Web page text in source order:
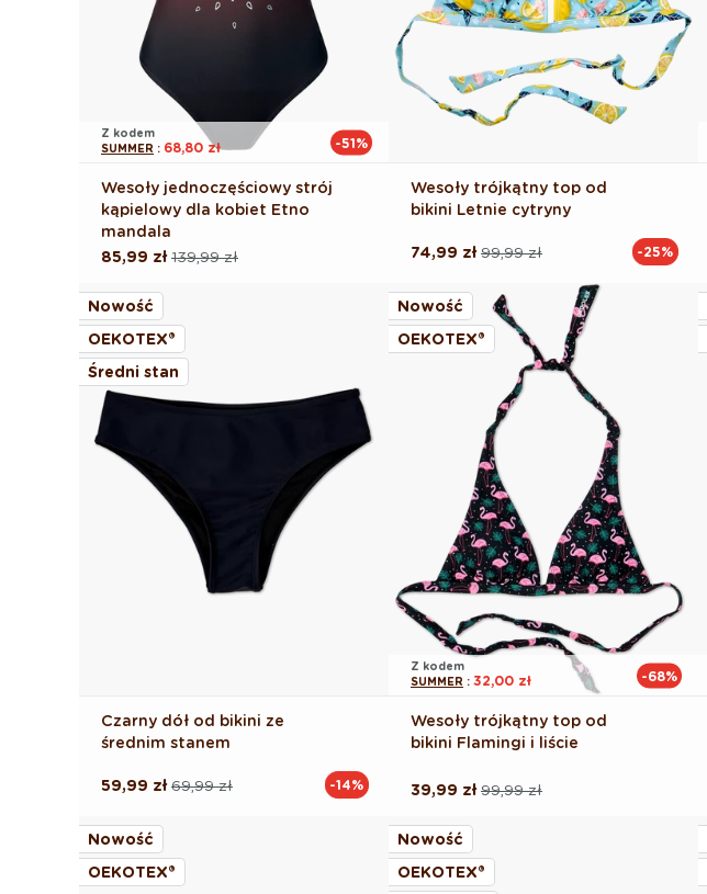
Z kodem
SUMMER : 68,80 zł -51%
Wesoły jednoczęściowy strój
kąpielowy dla kobiet Etno
mandala
Cena
139,99 zł
Cena
85,99 zł
Wesoły trójkątny top od
bikini Letnie cytryny
Cena
99,99 zł
Cena
74,99 zł -25%
Nowość
OEKOTEX®
Średni stan
Czarny dół od bikini ze
średnim stanem
Cena
69,99 zł
Cena
59,99 zł -14%
Nowość
OEKOTEX®
Z kodem
SUMMER : 32,00 zł -68%
Wesoły trójkątny top od
bikini Flamingi i liście
Cena
99,99 zł
Cena
39,99 zł
Nowość
OEKOTEX®
Nowość
OEKOTEX®